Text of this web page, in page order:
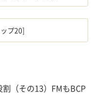
（その13）FMもBCP
プ20]